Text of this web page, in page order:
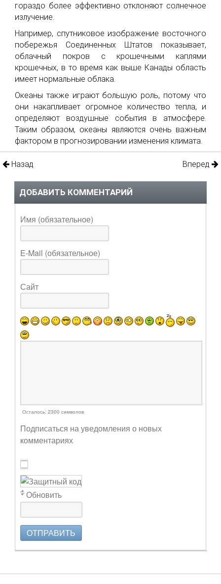
гораздо более эффективно отклоняют солнечное
излучение.
Например, спутниковое изображение восточного
побережья Соединенных Штатов показывает,
облачный покров с крошечными каплями
крошечных, в то время как выше Канады область
имеет нормальные облака.
Океаны также играют большую роль, потому что
они накапливает огромное количество тепла, и
определяют воздушные события в атмосфере.
Таким образом, океаны являются очень важным
фактором в прогнозировании изменения климата.
Назад Вперед
ДОБАВИТЬ КОММЕНТАРИЙ
Имя (обязательное)
E-Mail (обязательное)
Сайт
Осталось: 2300 символов
Подписаться на уведомления о новых
комментариях
Обновить
ОТПРАВИТЬ